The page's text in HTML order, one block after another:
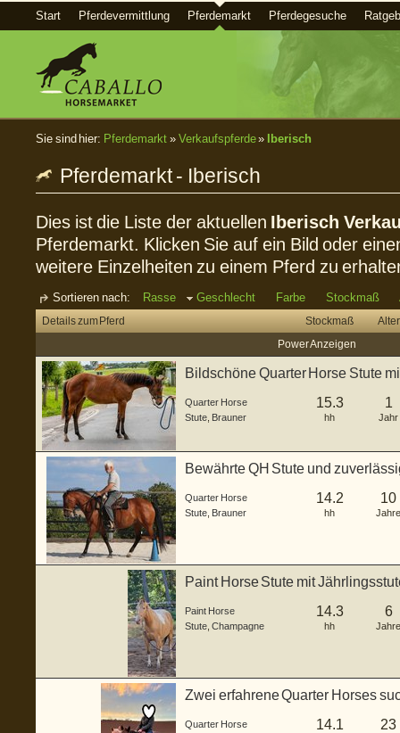
Start Pferdevermittlung Pferdemarkt Pferdegesuche
Sie sind hier: Pferdemarkt » Verkaufspferde» Iberisch
Pferdemarkt - Iberisch
Dies ist die Liste der aktuellen Iberisch
Pferdemarkt. Klicken Sie auf ein Bild oder
weitere Einzelheiten zu einem Pferd zu
Sortieren nach: Rasse Geschlecht Farbe Stockmaß
Details zum Pferd Stockmaß
Alter
Power Anzeigen
Bildschöne Quarter Horse Stute
Quarter Horse
Stute Brauner
15.3
hh
1
Jahr
Bewährte QH Stute und
Quarter Horse
Stute Brauner
14.2
hh
10
Jahre
Paint Horse Stute mit
Paint Horse
Stute Champagne
14.3
hh
6
Jahre
Zwei erfahrene Quarter Horses
Quarter Horse
14.1 23